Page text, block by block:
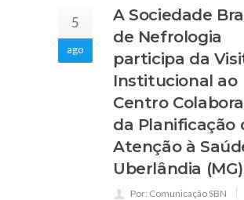
5
ago
A Sociedade
de Nefrologia
participa da
Institucional ao
Centro
da Planificação
Atenção à
Uberlândia (MG)
Por: Comunicação SBN